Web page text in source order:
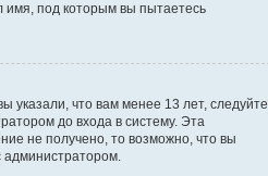
имя, под которым вы пытаетесь
указали, что вам менее 13 лет, следуйте
до входа в систему. Эта
не получено, то возможно, что вы
администратором.